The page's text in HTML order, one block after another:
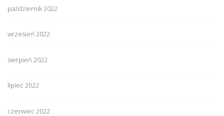
październik 2022
wrzesień 2022
sierpień 2022
lipiec 2022
czerwiec 2022